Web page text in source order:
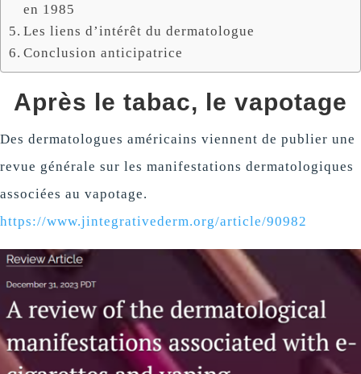
en 1985
Les liens d’intérêt du dermatologue
Conclusion anticipatrice
Après le tabac, le vapotage
Des dermatologues américains viennent de publier une
revue générale sur les manifestations dermatologiques
associées au vapotage.
https://www.jintegrativederm.org/article/90982